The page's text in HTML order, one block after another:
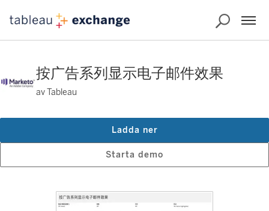
按广告系列显示电子邮件效果
av Tableau
Starta demo
Ladda ner